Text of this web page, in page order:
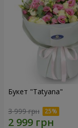
Букет "Tatyana"
3 999 грн